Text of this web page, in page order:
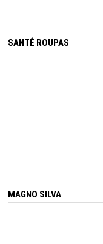
SANTÊ ROUPAS
MAGNO SILVA